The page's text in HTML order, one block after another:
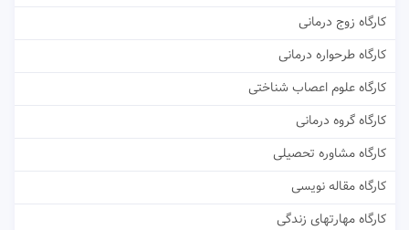
کارگاه زوج درمانی
کارگاه طرحواره درمانی
کارگاه علوم اعصاب شناختی
کارگاه گروه درمانی
کارگاه مشاوره تحصیلی
کارگاه مقاله نویسی
کارگاه مهارتهای زندگی